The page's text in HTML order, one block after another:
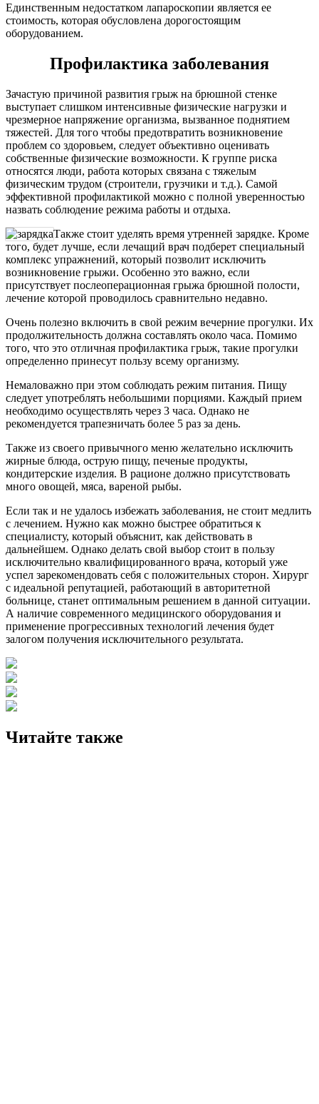
Единственным недостатком лапароскопии является ее
стоимость, которая обусловлена дорогостоящим
оборудованием.
Профилактика заболевания
Зачастую причиной развития грыж на брюшной стенке
выступает слишком интенсивные физические нагрузки и
чрезмерное напряжение организма, вызванное поднятием
тяжестей. Для того чтобы предотвратить возникновение
проблем со здоровьем, следует объективно оценивать
собственные физические возможности. К группе риска
относятся люди, работа которых связана с тяжелым
физическим трудом (строители, грузчики и т.д.). Самой
эффективной профилактикой можно с полной уверенностью
назвать соблюдение режима работы и отдыха.
Также стоит уделять время утренней зарядке. Кроме
того, будет лучше, если лечащий врач подберет специальный
комплекс упражнений, который позволит исключить
возникновение грыжи. Особенно это важно, если
присутствует послеоперационная грыжа брюшной полости,
лечение которой проводилось сравнительно недавно.
Очень полезно включить в свой режим вечерние прогулки. Их
продолжительность должна составлять около часа. Помимо
того, что это отличная профилактика грыж, такие прогулки
определенно принесут пользу всему организму.
Немаловажно при этом соблюдать режим питания. Пищу
следует употреблять небольшими порциями. Каждый прием
необходимо осуществлять через 3 часа. Однако не
рекомендуется трапезничать более 5 раз за день.
Также из своего привычного меню желательно исключить
жирные блюда, острую пищу, печеные продукты,
кондитерские изделия. В рационе должно присутствовать
много овощей, мяса, вареной рыбы.
Если так и не удалось избежать заболевания, не стоит медлить
с лечением. Нужно как можно быстрее обратиться к
специалисту, который объяснит, как действовать в
дальнейшем. Однако делать свой выбор стоит в пользу
исключительно квалифицированного врача, который уже
успел зарекомендовать себя с положительных сторон. Хирург
с идеальной репутацией, работающий в авторитетной
больнице, станет оптимальным решением в данной ситуации.
А наличие современного медицинского оборудования и
применение прогрессивных технологий лечения будет
залогом получения исключительного результата.
Читайте также